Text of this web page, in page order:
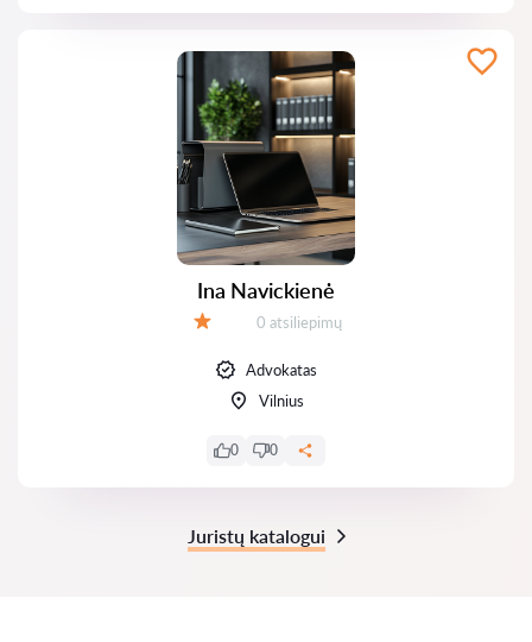
Ina Navickienė
Atsiliepimų:
0 atsiliepimų
Advokatas
Vilnius
0 0
Juristų katalogui